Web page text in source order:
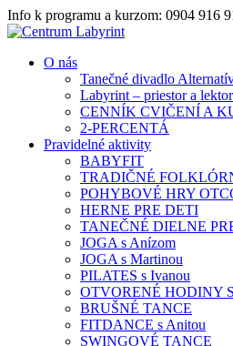
Info k programu a kurzom: 0904 916
O nás
Tanečné divadlo
Labyrint – priestor a
CENNÍK CVIČENÍ A
2-PERCENTÁ
Pravidelné aktivity
BABYFIT
TRADIČNÉ
POHYBOVÉ HRY
HERNE PRE DETI
TANEČNÉ DIELNE
JOGA s Anízom
JOGA s Martinou
PILATES s Ivanou
OTVORENÉ HODINY
BRUŠNÉ TANCE
FITDANCE s Anitou
SWINGOVÉ TANCE